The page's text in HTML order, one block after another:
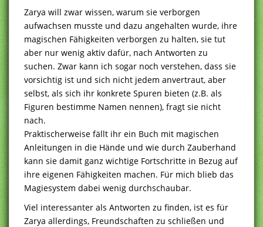
Zarya will zwar wissen, warum sie verborgen
aufwachsen musste und dazu angehalten wurde, ihre
magischen Fähigkeiten verborgen zu halten, sie tut
aber nur wenig aktiv dafür, nach Antworten zu
suchen. Zwar kann ich sogar noch verstehen, dass sie
vorsichtig ist und sich nicht jedem anvertraut, aber
selbst, als sich ihr konkrete Spuren bieten (z.B. als
Figuren bestimme Namen nennen), fragt sie nicht
nach.
Praktischerweise fällt ihr ein Buch mit magischen
Anleitungen in die Hände und wie durch Zauberhand
kann sie damit ganz wichtige Fortschritte in Bezug auf
ihre eigenen Fähigkeiten machen. Für mich blieb das
Magiesystem dabei wenig durchschaubar.
Viel interessanter als Antworten zu finden, ist es für
Zarya allerdings, Freundschaften zu schließen und